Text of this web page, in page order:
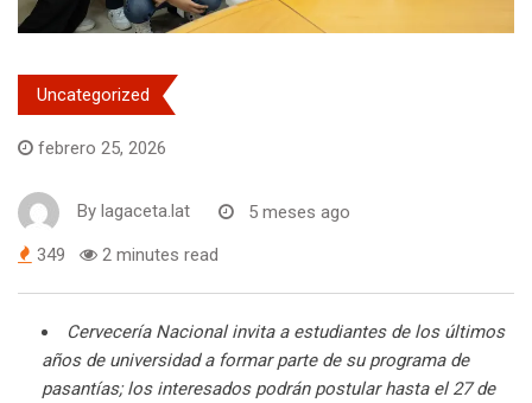
Uncategorized
febrero 25, 2026
By lagaceta.lat 5 meses ago
349 2 minutes read
Cervecería Nacional invita a estudiantes de los últimos
años de universidad a formar parte de su programa de
pasantías; los interesados podrán postular hasta el 27 de